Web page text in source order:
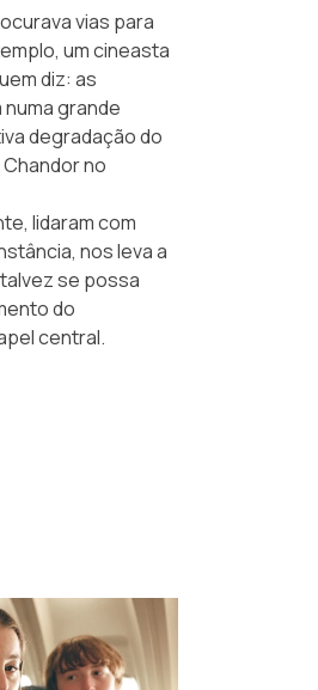
vias para
um cineasta
diz: as
grande
degradação do
no
lidaram com
nos leva a
se possa
do
central.